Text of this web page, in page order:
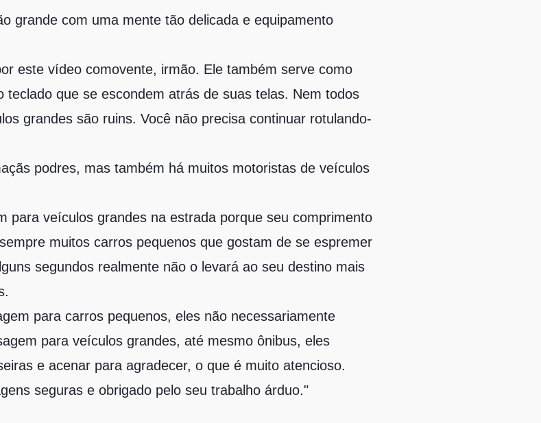
grande com uma mente tão delicada e equipamento
este vídeo comovente, irmão. Ele também serve como
teclado que se escondem atrás de suas telas. Nem todos
grandes são ruins. Você não precisa continuar rotulando-
podres, mas também há muitos motoristas de veículos
para veículos grandes na estrada porque seu comprimento
muitos carros pequenos que gostam de se espremer
segundos realmente não o levará ao seu destino mais
para carros pequenos, eles não necessariamente
para veículos grandes, até mesmo ônibus, eles
e acenar para agradecer, o que é muito atencioso.
seguras e obrigado pelo seu trabalho árduo."